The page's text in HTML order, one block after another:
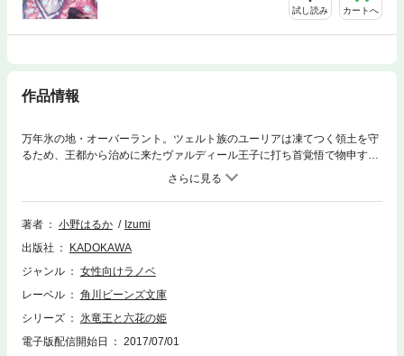
試し読み カートへ
作品情報
万年氷の地・オーバーラント。ツェルト族のユーリアは凍てつく領土を守
るため、王都から治めに来たヴァルディール王子に打ち首覚悟で物申す。
しかし、なぜか王子のお目付け役に任命され、寵姫の噂まで立ってしま
う。それを聞きつけた対立民族がユーリアに敵意をあらわにする中、王子
の暗殺未遂事件が起こって…!?「会いに来たぞ。私の寵姫」氷竜王の化身
と恐れられ、死を望まれた王子と己の命を懸けた姫。宿命に抗う二人の革
著者 小野はるか
Izumi
出版社
KADOKAWA
ジャンル
女性向けラノベ
レーベル
角川ビーンズ文庫
シリーズ
氷竜王と六花の姫
電子版配信開始日
2017/07/01